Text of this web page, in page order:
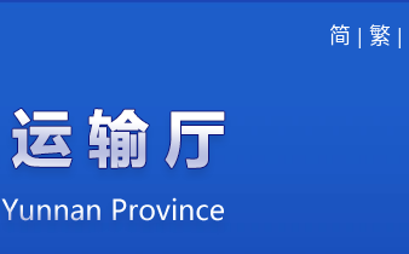
简 | 繁 |